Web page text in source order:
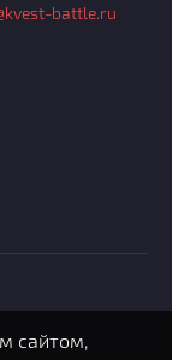
battle.ru
сайтом,